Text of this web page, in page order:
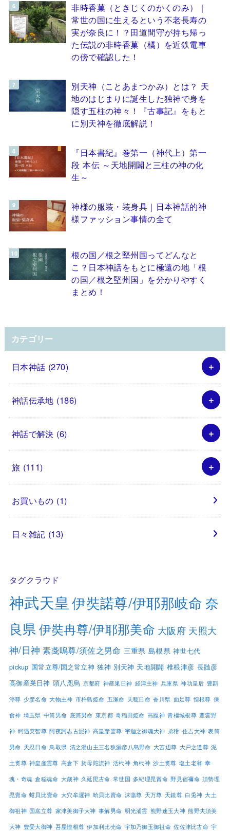
非時香菓（ときじくのかくのみ）｜
常世の国に生えるという不老長寿の
実が奈良に！？田道間守が持ち帰っ
た伝説の非時香菓（橘）を近鉄電車
の傍で確認した！
別天神（ことあまつかみ）とは？ 天
地のはじまりに誕生した独神で身を
隠す五柱の神々！『古事記』をもと
に別天神を徹底解説！
『日本書紀』巻第一（神代上）第一
段 本伝 ～天地開闢と三柱の神の化
生～
神様の服装・装身具｜日本神話的神
様ファッション事情の全て
根の国／根之堅州国ってどんなと
こ？日本神話をもとに極遠の地「根
の国／根之堅州国」を分かりやすく
まとめ！
カテゴリー
日本神話 (270)
神話伝承地 (186)
神話で解決 (6)
旅 (111)
お買いもの (1)
日々雑記 (13)
タグクラウド
神武天皇 伊奘諾尊/伊耶那岐命 奈
良県 伊奘冉尊/伊耶那美命 大阪府 天照大
神/日神 素戔嗚尊/須佐之男命 三重県 島根県 神世七代
pickup 国常立尊/国之常立神 独神 別天神 天地開闢 椎根津彦 長髄彦
高御産巣日神 頭八咫烏 京都府 神産巣日神 経津主神 兵庫県 神功皇后 豊斟
渟尊 少彦名命 大物主神 市杵島姫命 五瀬命 天穂日命 香川県 面足尊 惶根尊 保
食神 埼玉県 中筒男命 底筒男命 東京都 奇稲田姫命 高龗神 青橿城根尊 豊雲野
神 軻遇突智尊 阿夜訶志古泥神 高皇彦霊尊 宇迦之御魂大神 弟猾 住吉大神 表筒
男命 天忍日命 鳥取県 清之湯山主三名狭漏彦八島野命 大苫辺尊 大戸之道尊 泥
土煑尊 神皇産霊尊 高倉下 於母陀流神 活杙神 角杙神 沙土煑尊 塩土老翁 幸
魂・奇魂 倉稲魂命 大歳神 久延毘古命 常世国 多紀理毘賣命 野見宿禰命 須勢理
毘賣命 蚶貝比賣命 大穴牟遲神 蛤貝比賣命 沫蕩尊 天万尊 天鏡尊 白兎神 大土
御祖神 国底立尊 家津美御子大神 事解男命 明光浦霊 熊野速玉大神 熊野夫須美
大神 豊受大御神 吾屋惶根尊 伊加利比売命 宇加乃御玉御祖命 佐佐津比古命 宇